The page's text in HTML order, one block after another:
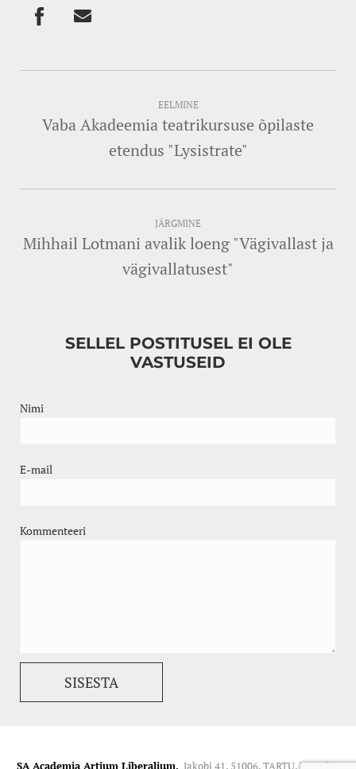
EELMINE
Vaba Akadeemia teatrikursuse õpilaste
etendus "Lysistrate"
JÄRGMINE
Mihhail Lotmani avalik loeng "Vägivallast ja
vägivallatusest"
SELLEL POSTITUSEL EI OLE
VASTUSEID
Nimi
E-mail
Kommenteeri
SA Academia Artium Liberalium. Jakobi 41, 51006, TARTU. Kontakt: